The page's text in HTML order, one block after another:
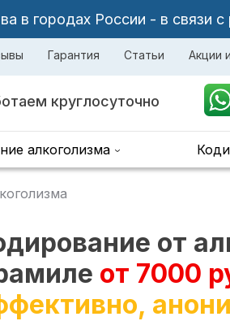
в городах России - в связи с
Гарантия Статьи Акции
круглосуточно
алкоголизма
от
от 7000